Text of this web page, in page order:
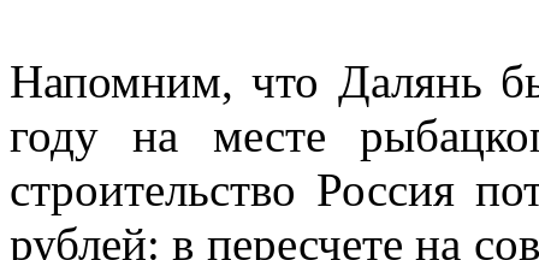
Напомним, что Далянь
году на месте
строительство Россия
рублей: в пересчете на